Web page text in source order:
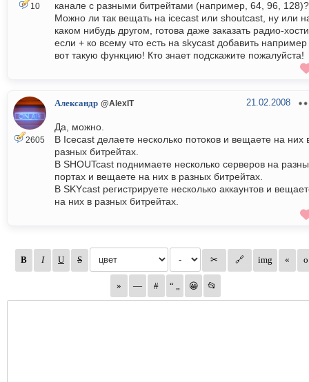
10
канале с разными битрейтами (например, 64, 96, 128)?
Можно ли так вещать на icecast или shoutcast, ну или
каком нибудь другом, готова даже заказать радио-
если + ко всему что есть на skycast добавить например
вот такую функцию! Кто знает подскажите пожалуйста!
2605
Александр @AlexIT 21.02.2008
Да, можно.
В Icecast делаете несколько потоков и вещаете на них
разных битрейтах.
В SHOUTcast поднимаете несколько серверов на
портах и вещаете на них в разных битрейтах.
В SKYcast регистрируете несколько аккаунтов и
на них в разных битрейтах.